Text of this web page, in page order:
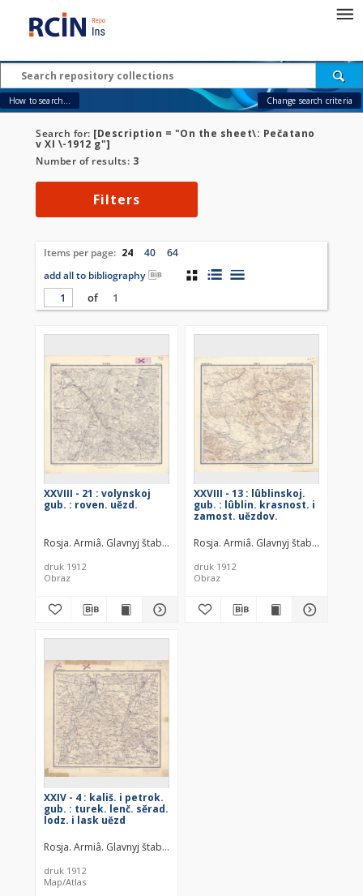
How to search... Change search criteria
Search for: [Description = "On the sheet\: Pečatano
v XI \-1912 g"]
Number of results: 3
Filters
Items per page: 24 40
64
add all to bibliography
of
1
XXVIII - 21 : volynskoj
gub. : roven. uězd.
Rosja. Armiâ. Glavnyj štab. Voenno-topografičeskij otdel Rosja.
druk 1912
Obraz
XXVIII - 13 : lûblinskoj.
gub. : lûblin. krasnost. i
zamost. uězdov.
Rosja. Armiâ. Glavnyj štab.
druk 1912
Obraz
XXIV - 4 : kališ. i petrok.
gub. : turek. lenč. sěrad.
lodz. i lask uězd
Rosja. Armiâ. Glavnyj štab. Voenno-topografičeskij otdel
druk 1912
Map/Atlas